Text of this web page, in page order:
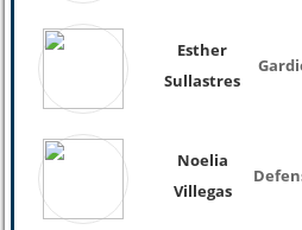
Esther
Sullastres
Noelia
Villegas